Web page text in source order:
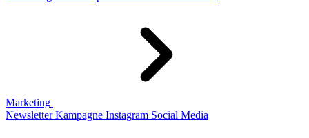
Marketing
Newsletter Kampagne Instagram Social Media